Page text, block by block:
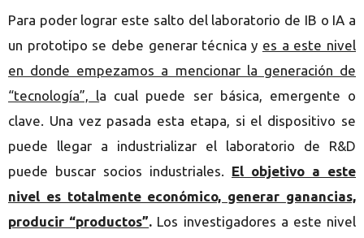
Para poder lograr este salto del laboratorio de IB o IA a
un prototipo se debe generar técnica y es a este nivel
en donde empezamos a mencionar la generación de
“tecnología”, la cual puede ser básica, emergente o
clave. Una vez pasada esta etapa, si el dispositivo se
puede llegar a industrializar el laboratorio de R&D
puede buscar socios industriales. El objetivo a este
nivel es totalmente económico, generar ganancias,
producir “productos”. Los investigadores a este nivel